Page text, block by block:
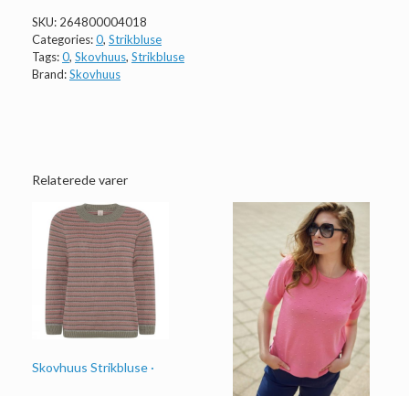
SKU: 264800004018
Categories:0, Strikbluse
Tags:0, Skovhuus, Strikbluse
Brand:Skovhuus
Relaterede varer
Skovhuus Strikbluse ·